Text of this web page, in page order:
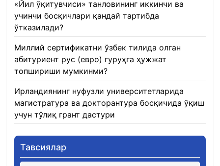
«Йил ўқитувчиси» танловининг иккинчи ва
учинчи босқичлари қандай тартибда
ўтказилади?
Миллий сертификатни ўзбек тилида олган
абитуриент рус (евро) гуруҳга ҳужжат
топшириши мумкинми?
Ирландиянинг нуфузли университетларида
магистратура ва докторантура босқичида ўқиш
учун тўлиқ грант дастури
Тавсиялар